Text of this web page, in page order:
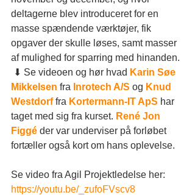
deltagerne blev introduceret for en
masse spændende værktøjer, fik
opgaver der skulle løses, samt masser
af mulighed for sparring med hinanden.
⬇ Se videoen og hør hvad Karin Søe
Mikkelsen fra Inrotech A/S og Knud
Westdorf fra Kortermann-IT ApS har
taget med sig fra kurset. René Jon
Figgé der var underviser på forløbet
fortæller også kort om hans oplevelse.
Se video fra Agil Projektledelse her:
https://youtu.be/_zufoFVscv8